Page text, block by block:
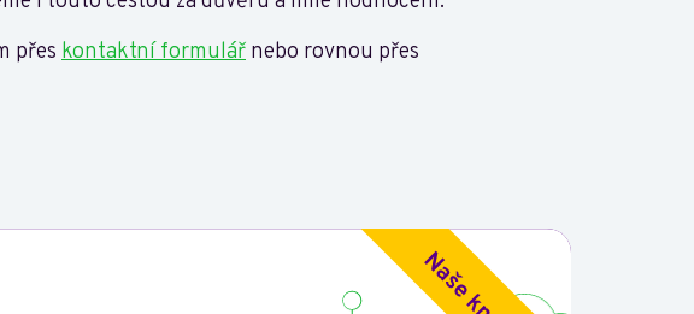
přes kontaktní formulář nebo rovnou přes